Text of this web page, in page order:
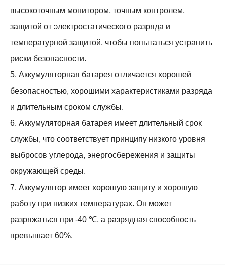
высокоточным монитором, точным контролем,
защитой от электростатического разряда и
температурной защитой, чтобы попытаться устранить
риски безопасности.
5. Аккумуляторная батарея отличается хорошей
безопасностью, хорошими характеристиками разряда
и длительным сроком службы.
6. Аккумуляторная батарея имеет длительный срок
службы, что соответствует принципу низкого уровня
выбросов углерода, энергосбережения и защиты
окружающей среды.
7. Аккумулятор имеет хорошую защиту и хорошую
работу при низких температурах. Он может
разряжаться при -40 ℃, а разрядная способность
превышает 60%.